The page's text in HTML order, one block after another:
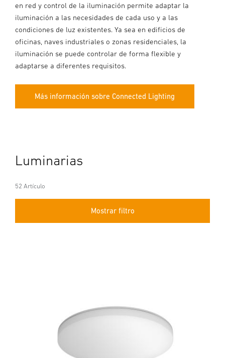
en red y control de la iluminación permite adaptar la
iluminación a las necesidades de cada uso y a las
condiciones de luz existentes. Ya sea en edificios de
oficinas, naves industriales o zonas residenciales, la
iluminación se puede controlar de forma flexible y
adaptarse a diferentes requisitos.
Más información sobre Connected Lighting
Luminarias
52 Artículo
Mostrar filtro